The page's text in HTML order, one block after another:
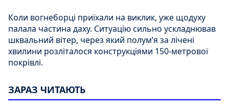
Коли вогнеборці приїхали на виклик, уже щодуху
палала частина даху. Ситуацію сильно ускладнював
шквальний вітер, через який полум’я за лічені
хвилини розліталося конструкціями 150-метрової
покрівлі.
ЗАРАЗ ЧИТАЮТЬ